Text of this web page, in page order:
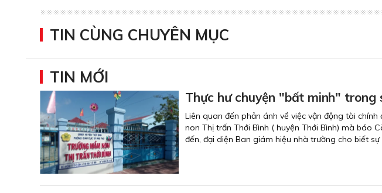
TIN CÙNG CHUYÊN MỤC
TIN MỚI
Thực hư chuyện "bất minh" trong
Liên quan đến phản ánh về việc vận động tài
non Thị trấn Thới Bình ( huyện Thới Bình) mà báo
đến, đại diện Ban giám hiệu nhà trường cho biết